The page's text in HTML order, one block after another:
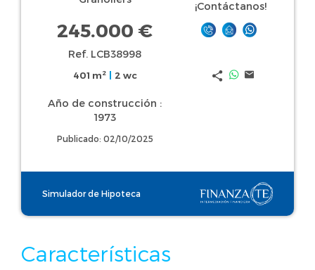
245.000 €
Ref. LCB38998
401 m2 2 wc
Año de construcción :
1973
Publicado: 02/10/2025
¡Contáctanos!
Simulador de Hipoteca
Características